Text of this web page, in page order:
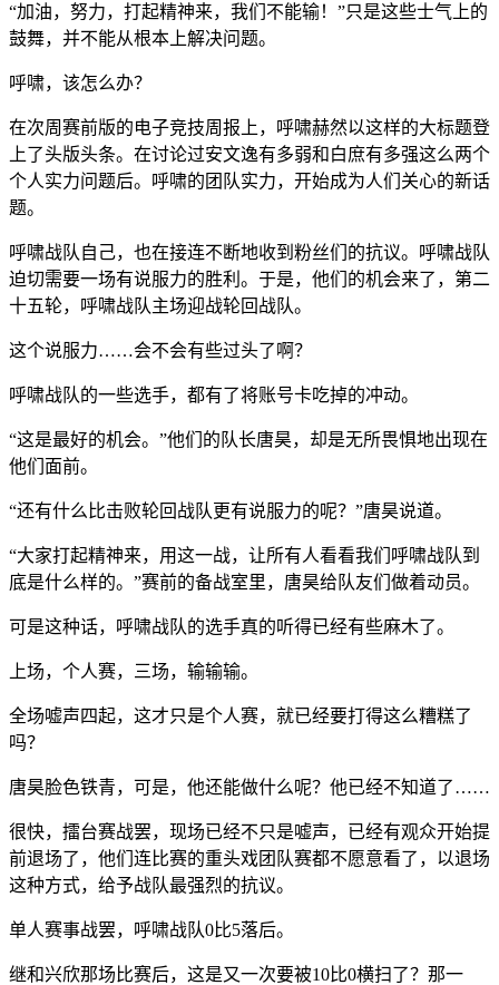
“加油，努力，打起精神来，我们不能输！”只是这些士气上的
鼓舞，并不能从根本上解决问题。
呼啸，该怎么办？
在次周赛前版的电子竞技周报上，呼啸赫然以这样的大标题登
上了头版头条。在讨论过安文逸有多弱和白庶有多强这么两个
个人实力问题后。呼啸的团队实力，开始成为人们关心的新话
题。
呼啸战队自己，也在接连不断地收到粉丝们的抗议。呼啸战队
迫切需要一场有说服力的胜利。于是，他们的机会来了，第二
十五轮，呼啸战队主场迎战轮回战队。
这个说服力……会不会有些过头了啊？
呼啸战队的一些选手，都有了将账号卡吃掉的冲动。
“这是最好的机会。”他们的队长唐昊，却是无所畏惧地出现在
他们面前。
“还有什么比击败轮回战队更有说服力的呢？”唐昊说道。
“大家打起精神来，用这一战，让所有人看看我们呼啸战队到
底是什么样的。”赛前的备战室里，唐昊给队友们做着动员。
可是这种话，呼啸战队的选手真的听得已经有些麻木了。
上场，个人赛，三场，输输输。
全场嘘声四起，这才只是个人赛，就已经要打得这么糟糕了
吗？
唐昊脸色铁青，可是，他还能做什么呢？他已经不知道了……
很快，擂台赛战罢，现场已经不只是嘘声，已经有观众开始提
前退场了，他们连比赛的重头戏团队赛都不愿意看了，以退场
这种方式，给予战队最强烈的抗议。
单人赛事战罢，呼啸战队0比5落后。
继和兴欣那场比赛后，这是又一次要被10比0横扫了？那一